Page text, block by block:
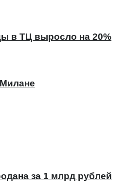
в ТЦ выросло на 20%
за 1 млрд рублей